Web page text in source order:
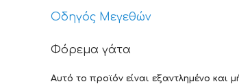
Οδηγός Μεγεθών
Φόρεμα γάτα
Αυτό το προϊόν είναι εξαντλημένο και